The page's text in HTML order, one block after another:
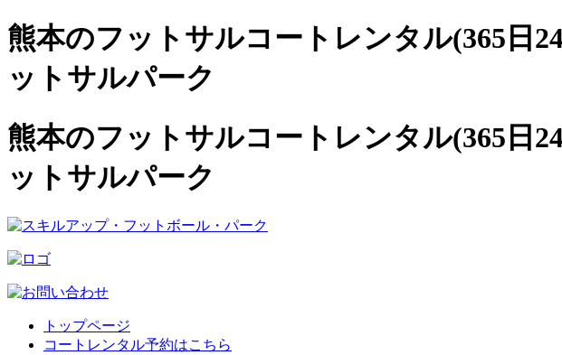
熊本のフットサルコートレンタル(365日24
ットサルパーク
熊本のフットサルコートレンタル(365日
ットサルパーク
トップページ
コートレンタル予約はこちら